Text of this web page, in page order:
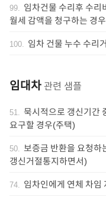
99. 임차건물 수리후 수
월세 감액을 청구하는 경우
100. 임차 건물 누수 수리
임대차 관련 샘플
51. 묵시적으로 갱신기간
요구할 경우(주택)
50. 보증금 반환을 요청하
갱신거절통지하면서)
74. 임차인에게 연체 차임